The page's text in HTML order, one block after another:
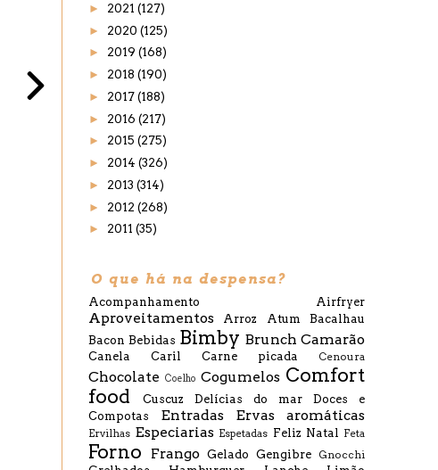
► 2021 (127)
► 2020 (125)
► 2019 (168)
► 2018 (190)
► 2017 (188)
► 2016 (217)
► 2015 (275)
► 2014 (326)
► 2013 (314)
► 2012 (268)
► 2011 (35)
O que há na despensa?
Acompanhamento Airfryer
Aproveitamentos Arroz Atum
Bacalhau
Bacon Bebidas Bimby Brunch Camarão
Canela Caril Carne picada Cenoura
Chocolate Coelho Cogumelos Comfort
food
Cuscuz Delícias do mar
Doces e
Compotas
Entradas Ervas aromáticas
Ervilhas Especiarias Espetadas Feliz Natal Feta
Forno Frango Gelado Gengibre Gnocchi